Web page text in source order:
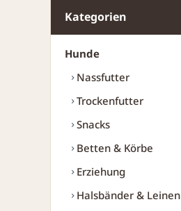
Kategorien
Hunde
Nassfutter
Trockenfutter
Snacks
Betten & Körbe
Erziehung
Halsbänder & Leinen